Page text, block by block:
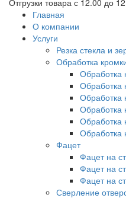
Отгрузки товара с 12.00 до
Главная
О компании
Услуги
Резка стекла и
Обработка
Обработка
Обработка
Обработка
Обработка
Обработка
Обработка
Фацет
Фацет на
Фацет на
Фацет на
Сверление